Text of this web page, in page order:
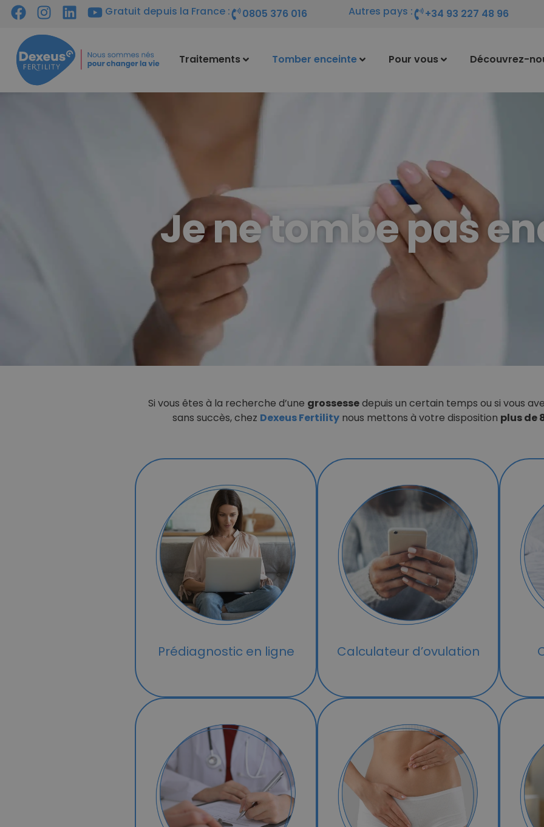
Gratuit depuis la France : 0805 376 016 Autres pays : +34 93 227 48 96
Traitements Tomber enceinte Pour vous Découvrez-
Je ne tombe pas
Si vous êtes à la recherche d’une grossessedepuis un certain temps ou si vous
sans succès, chez Dexeus Fertilitynous mettons à votre disposition plus de
Prédiagnostic en ligne Calculateur d’ovulation